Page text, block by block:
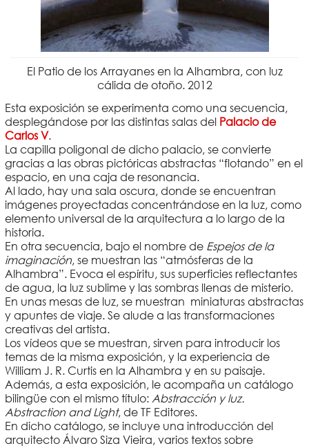
El Patio de los Arrayanes en la Alhambra, con luz
cálida de otoño. 2012
Esta exposición se experimenta como una secuencia,
desplegándose por las distintas salas del Palacio de
Carlos V.
La capilla poligonal de dicho palacio, se convierte
gracias a las obras pictóricas abstractas “flotando” en el
espacio, en una caja de resonancia.
Al lado, hay una sala oscura, donde se encuentran
imágenes proyectadas concentrándose en la luz, como
elemento universal de la arquitectura a lo largo de la
historia.
En otra secuencia, bajo el nombre de Espejos de la
imaginación, se muestran las “atmósferas de la
Alhambra”. Evoca el espíritu, sus superficies reflectantes
de agua, la luz sublime y las sombras llenas de misterio.
En unas mesas de luz, se muestran miniaturas abstractas
y apuntes de viaje. Se alude a las transformaciones
creativas del artista.
Los vídeos que se muestran, sirven para introducir los
temas de la misma exposición, y la experiencia de
William J. R. Curtis en la Alhambra y en su paisaje.
Además, a esta exposición, le acompaña un catálogo
bilingüe con el mismo título: Abstracción y luz.
Abstraction and Light, de TF Editores.
En dicho catálogo, se incluye una introducción del
arquitecto Álvaro Siza Vieira, varios textos sobre